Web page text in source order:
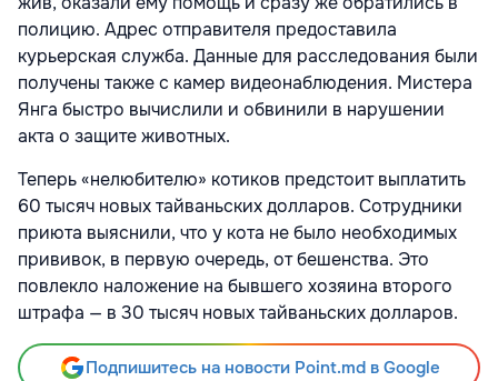
полицию. Адрес отправителя предоставила
курьерская служба. Данные для расследования были
получены также с камер видеонаблюдения. Мистера
Янга быстро вычислили и обвинили в нарушении
акта о защите животных.
Теперь «нелюбителю» котиков предстоит выплатить
60 тысяч новых тайваньских долларов. Сотрудники
приюта выяснили, что у кота не было необходимых
прививок, в первую очередь, от бешенства. Это
повлекло наложение на бывшего хозяина второго
штрафа — в 30 тысяч новых тайваньских долларов.
Подпишитесь на новости Point.md в Google